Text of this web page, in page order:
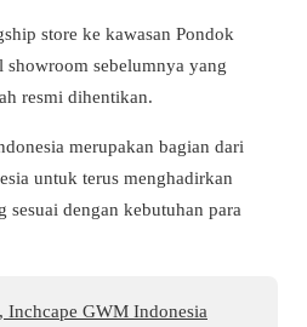
store ke kawasan Pondok
sebelumnya yang
resmi dihentikan.
merupakan bagian dari
untuk terus menghadirkan
dengan kebutuhan para
Inchcape GWM Indonesia